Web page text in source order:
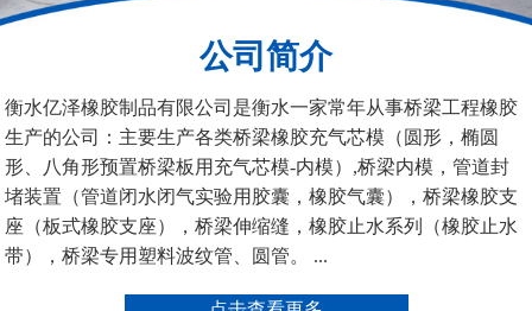
公司简介
衡水亿泽橡胶制品有限公司是衡水一家常年从事桥梁工程橡胶
生产的公司：主要生产各类桥梁橡胶充气芯模（圆形，椭圆
形、八角形预置桥梁板用充气芯模-内模）,桥梁内模，管道封
堵装置（管道闭水闭气实验用胶囊，橡胶气囊），桥梁橡胶支
座（板式橡胶支座），桥梁伸缩缝，橡胶止水系列（橡胶止水
带），桥梁专用塑料波纹管、圆管。 ...